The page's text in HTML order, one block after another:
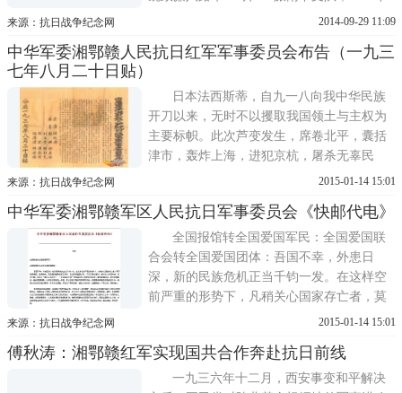
底南下湖南后，解放平江县城，建立了平
来源：抗日战争纪念网 2014-09-29 11:09
中华军委湘鄂赣人民抗日红军军事委员会布告（一九三
七年八月二十日贴）
日本法西斯蒂，自九一八向我中华民族
开刀以来，无时不以攫取我国领土与主权为
主要标帜。此次芦变发生，席卷北平，囊括
津市，轰炸上海，进犯京杭，屠杀无辜民
众，摧毀重要学府，更加暴露其无止境的侵
来源：抗日战争纪念网 2015-01-14 15:01
中华军委湘鄂赣军区人民抗日军事委员会《快邮代电》
全国报馆转全国爱国军民：全国爱国联
合会转全国爱国团体：吾国不幸，外患日
深，新的民族危机正当千钧一发。在这样空
前严重的形势下，凡稍关心国家存亡者，莫
不怨愤填胸，急谋抗战。而卖国的国民党南
来源：抗日战争纪念网 2015-01-14 15:01
傅秋涛：湘鄂赣红军实现国共合作奔赴抗日前线
一九三六年十二月，西安事变和平解决